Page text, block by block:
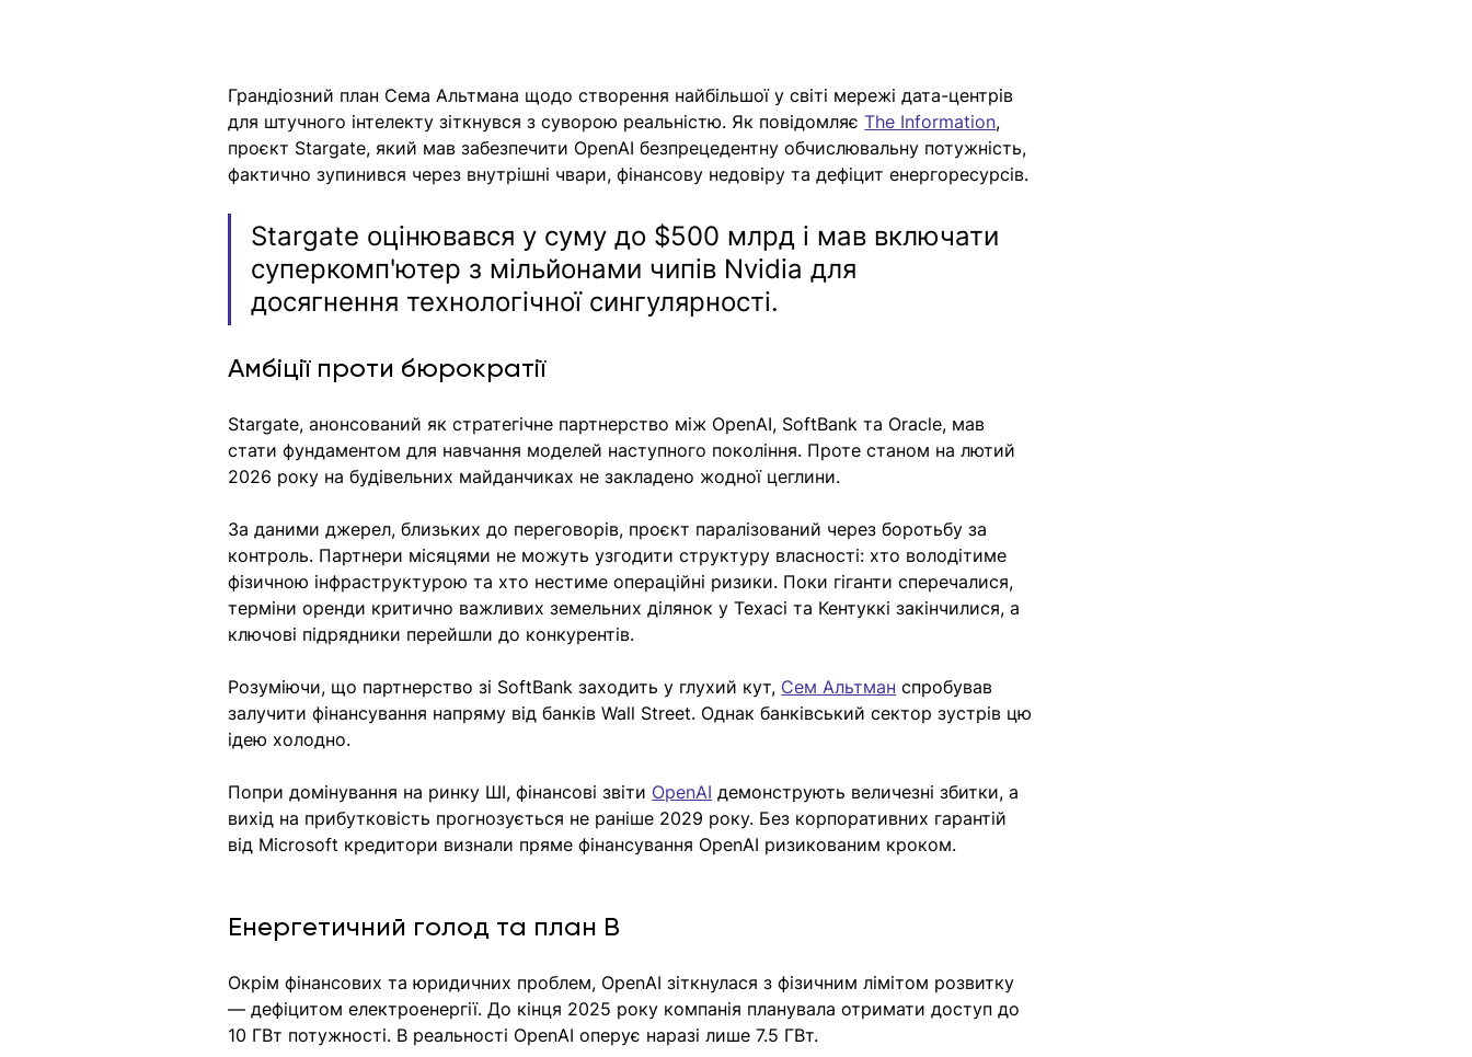
Грандіозний план Сема Альтмана щодо створення найбільшої у світі мережі дата-центрів
для штучного інтелекту зіткнувся з суворою реальністю. Як повідомляє The Information,
проєкт Stargate, який мав забезпечити OpenAI безпрецедентну обчислювальну потужність,
фактично зупинився через внутрішні чвари, фінансову недовіру та дефіцит енергоресурсів.
Stargate оцінювався у суму до $500 млрд і мав включати
суперкомп'ютер з мільйонами чипів Nvidia для
досягнення технологічної сингулярності.
Амбіції проти бюрократії
Stargate, анонсований як стратегічне партнерство між OpenAI, SoftBank та Oracle, мав
стати фундаментом для навчання моделей наступного покоління. Проте станом на лютий
2026 року на будівельних майданчиках не закладено жодної цеглини.
За даними джерел, близьких до переговорів, проєкт паралізований через боротьбу за
контроль. Партнери місяцями не можуть узгодити структуру власності: хто володітиме
фізичною інфраструктурою та хто нестиме операційні ризики. Поки гіганти сперечалися,
терміни оренди критично важливих земельних ділянок у Техасі та Кентуккі закінчилися, а
ключові підрядники перейшли до конкурентів.
Розуміючи, що партнерство зі SoftBank заходить у глухий кут, Сем Альтман спробував
залучити фінансування напряму від банків Wall Street. Однак банківський сектор зустрів цю
ідею холодно.
Попри домінування на ринку ШІ, фінансові звіти OpenAI демонструють величезні збитки, а
вихід на прибутковість прогнозується не раніше 2029 року. Без корпоративних гарантій
від Microsoft кредитори визнали пряме фінансування OpenAI ризикованим кроком.
Енергетичний голод та план B
Окрім фінансових та юридичних проблем, OpenAI зіткнулася з фізичним лімітом розвитку
— дефіцитом електроенергії. До кінця 2025 року компанія планувала отримати доступ до
10 ГВт потужності. В реальності OpenAI оперує наразі лише 7.5 ГВт.